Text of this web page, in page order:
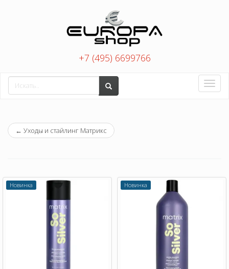
+7 (495) 6699766
Toggle
← Уходы и стайлинг Матрикс
Новинка Новинка